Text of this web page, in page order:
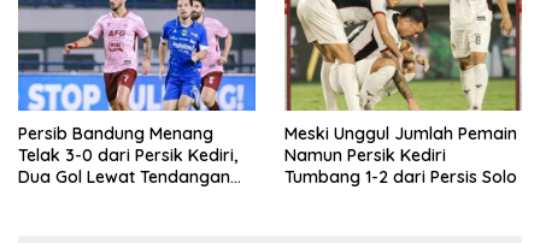
Persib Bandung Menang
Telak 3-0 dari Persik Kediri,
Dua Gol Lewat Tendangan
Meski Unggul Jumlah Pemain
Namun Persik Kediri
Tumbang 1-2 dari Persis Solo